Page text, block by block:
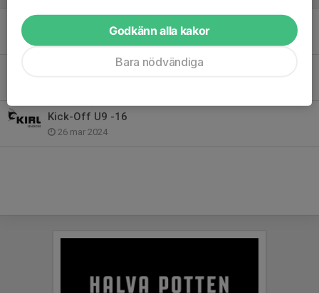
Kiruna Sommarhockeyskola 2024
Kick-Off U9 -16
26 mar 2024
Godkänn alla kakor
Bara nödvändiga